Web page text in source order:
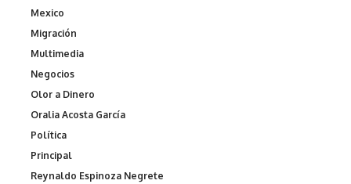
Mexico
Migración
Multimedia
Negocios
Olor a Dinero
Oralia Acosta García
Política
Principal
Reynaldo Espinoza Negrete